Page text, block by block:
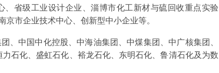
省级工业设计企业、淄博市化工新材与硫回收重点实验
市企业技术中心、创新型中小企业等。
、中国中化控股、中海油集团、中煤集团、中广核集团、
石化、盛虹石化、裕龙石化、东明石化、鲁清石化及为数